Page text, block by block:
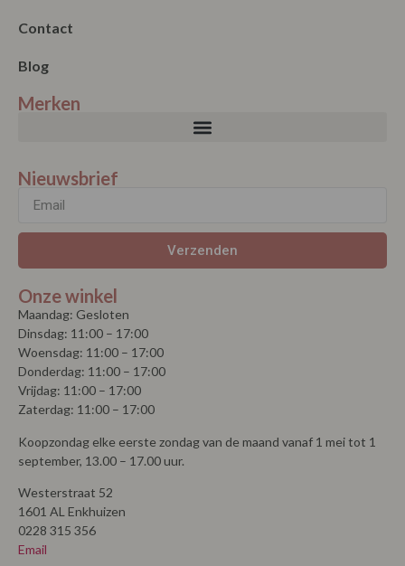
Contact
Blog
Merken
Nieuwsbrief
Verzenden
Onze winkel
Maandag: Gesloten
Dinsdag: 11:00 – 17:00
Woensdag: 11:00 – 17:00
Donderdag: 11:00 – 17:00
Vrijdag: 11:00 – 17:00
Zaterdag: 11:00 – 17:00
Koopzondag elke eerste zondag van de maand vanaf 1 mei tot 1
september, 13.00 – 17.00 uur.
Westerstraat 52
1601 AL Enkhuizen
0228 315 356
Email